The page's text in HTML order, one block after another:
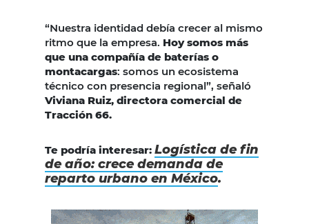
“Nuestra identidad debía crecer al mismo
ritmo que la empresa. Hoy somos más
que una compañía de baterías o
montacargas: somos un ecosistema
técnico con presencia regional”, señaló
Viviana Ruiz, directora comercial de
Tracción 66.
Te podría interesar: Logística de fin
de año: crece demanda de
reparto urbano en México.